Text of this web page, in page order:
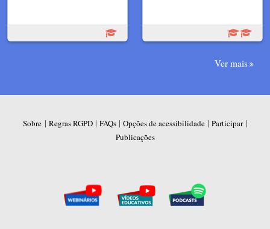
Ver mais
Sobre | Regras RGPD| FAQs| Opções de acessibilidade| Participar|
Publicações